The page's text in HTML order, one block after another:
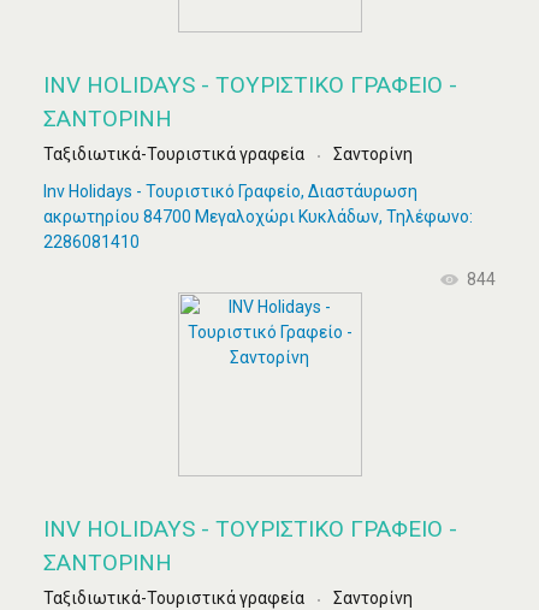
INV HOLIDAYS - ΤΟΥΡΙΣΤΙΚΌ ΓΡΑΦΕΊΟ -
ΣΑΝΤΟΡΊΝΗ
Ταξιδιωτικά-Τουριστικά γραφεία
Σαντορίνη
Inv Holidays - Τουριστικό Γραφείο, Διαστάυρωση
ακρωτηρίου 84700 Μεγαλοχώρι Κυκλάδων, Τηλέφωνο:
2286081410
844
INV HOLIDAYS - ΤΟΥΡΙΣΤΙΚΌ ΓΡΑΦΕΊΟ -
ΣΑΝΤΟΡΊΝΗ
Ταξιδιωτικά-Τουριστικά γραφεία
Σαντορίνη